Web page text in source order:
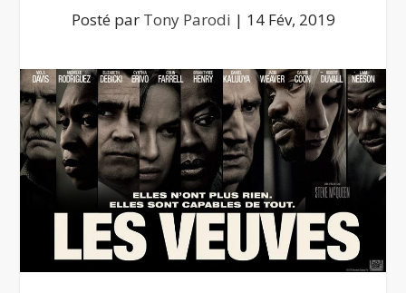
Posté par Tony Parodi | 14 Fév, 2019